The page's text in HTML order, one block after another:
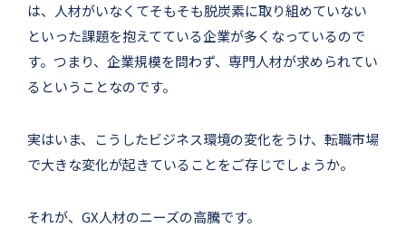
は、人材がいなくてそもそも脱炭素に取り組めていない
といった課題を抱えてている企業が多くなっているので
す。つまり、企業規模を問わず、専門人材が求められてい
るということなのです。
実はいま、こうしたビジネス環境の変化をうけ、転職市場
で大きな変化が起きていることをご存じでしょうか。
それが、GX人材のニーズの高騰です。